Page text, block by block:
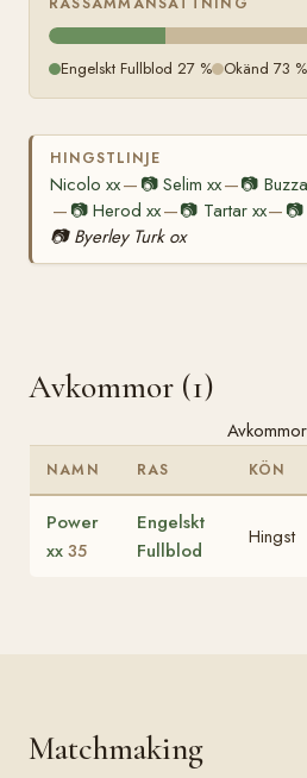
Engelskt Fullblod 27 % Okänd 73 %
HINGSTLINJE
Nicolo xx— 📷Selim xx—📷
— 📷Herod xx—📷 Tartar xx— 📷
📷 Byerley Turk ox
Avkommor (1)
Avkommor
NAMN RAS KÖN
Power
xx 35
Engelskt
Fullblod
Hingst
Matchmaking